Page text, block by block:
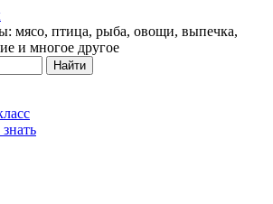
мясо, птица, рыба, овощи, выпечка,
и многое другое